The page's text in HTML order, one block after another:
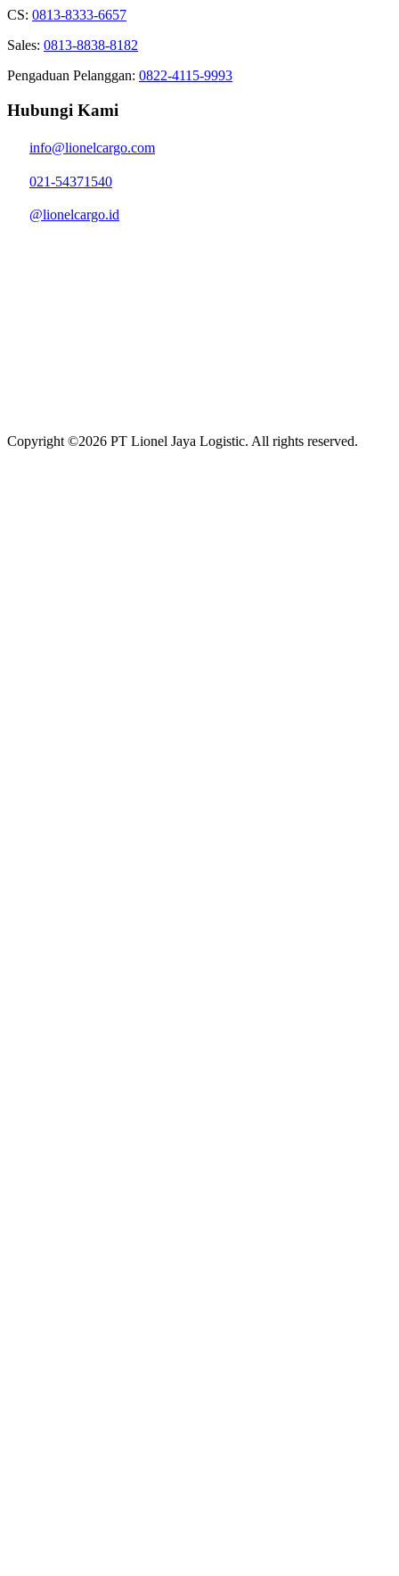
CS: 0813-8333-6657
Sales: 0813-8838-8182
Pengaduan Pelanggan: 0822-4115-9993
Hubungi Kami
info@lionelcargo.com
021-54371540
@lionelcargo.id
Copyright ©2026 PT Lionel Jaya Logistic. All rights reserved.